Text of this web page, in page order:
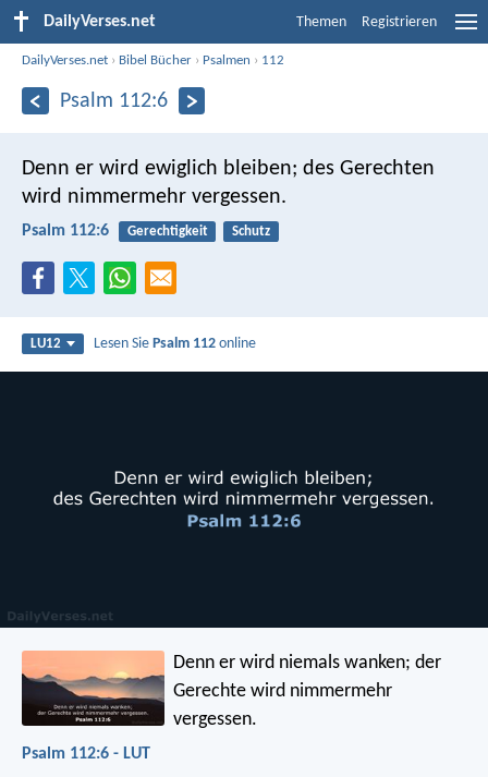
DailyVerses.net Themen Registrieren
DailyVerses.net › Bibel Bücher › Psalmen › 112
Psalm 112:6
Denn er wird ewiglich bleiben; des Gerechten
wird nimmermehr vergessen.
Psalm 112:6 Gerechtigkeit Schutz
LU12 Lesen SiePsalm 112 online
Denn er wird niemals wanken; der
Gerechte wird nimmermehr
vergessen.
Psalm 112:6 - LUT